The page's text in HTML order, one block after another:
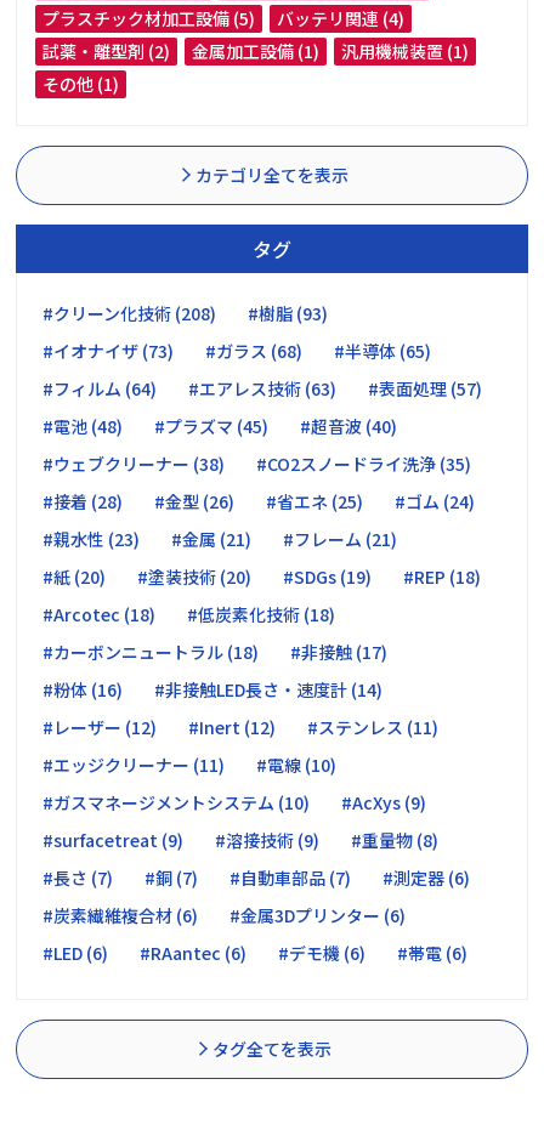
プラスチック材加工設備 (5)
バッテリ関連 (4)
試薬・離型剤 (2)
金属加工設備 (1)
汎用機械装置 (1)
その他 (1)
カテゴリ全てを表示
タグ
#クリーン化技術 (208)
#樹脂 (93)
#イオナイザ (73)
#ガラス (68)
#半導体 (65)
#フィルム (64)
#エアレス技術 (63)
#表面処理 (57)
#電池 (48)
#プラズマ (45)
#超音波 (40)
#ウェブクリーナー (38)
#CO2スノードライ洗浄 (35)
#接着 (28)
#金型 (26) #省エネ (25)
#ゴム (24)
#親水性 (23)
#金属 (21)
#フレーム (21)
#紙 (20)
#塗装技術 (20) #SDGs (19)
#REP (18)
#Arcotec (18)
#低炭素化技術 (18)
#カーボンニュートラル (18)
#非接触 (17)
#粉体 (16)
#非接触LED長さ・速度計 (14)
#レーザー (12)
#Inert (12)
#ステンレス (11)
#エッジクリーナー (11)
#電線 (10)
#ガスマネージメントシステム (10)
#AcXys (9)
#surfacetreat (9)
#溶接技術 (9)
#重量物 (8)
#長さ (7)
#銅 (7) #自動車部品 (7)
#測定器 (6)
#炭素繊維複合材 (6)
#金属3Dプリンター (6)
#LED (6)
#RAantec (6) #デモ機 (6) #帯電 (6)
タグ全てを表示